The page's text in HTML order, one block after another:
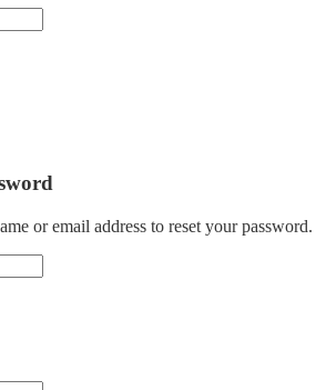
or email address to reset your password.